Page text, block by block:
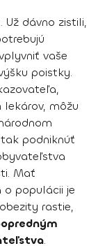
dávno zistili,
vaše
poistky.
môžu
podniknúť
Mať
populácii je
rastie,
.